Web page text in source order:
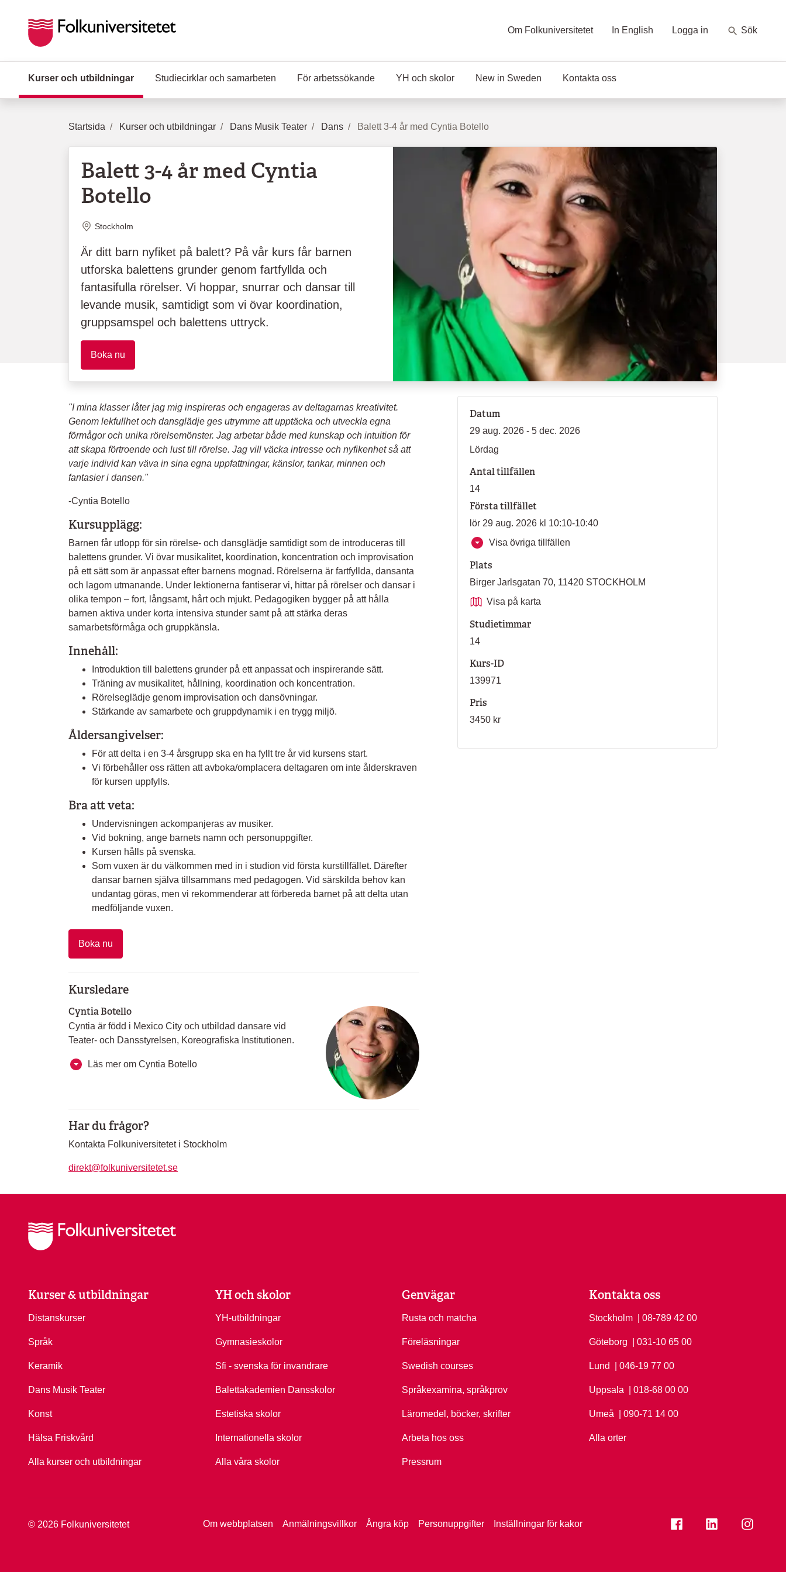
Om Folkuniversitetet In English Logga in Sök
Kurser och utbildningar (Aktuell sida)
Studiecirklar och samarbeten För arbetssökande YH och skolor New in Sweden Kontakta oss
Startsida Kurser och utbildningar Dans Musik Teater Dans Balett 3-4 år med Cyntia Botello
Balett 3-4 år med Cyntia
Botello
Plats
Stockholm
Är ditt barn nyfiket på balett? På vår kurs får barnen
utforska balettens grunder genom fartfyllda och
fantasifulla rörelser. Vi hoppar, snurrar och dansar till
levande musik, samtidigt som vi övar koordination,
gruppsamspel och balettens uttryck.
Boka nu
"I mina klasser låter jag mig inspireras och engageras av deltagarnas kreativitet.
Genom lekfullhet och dansglädje ges utrymme att upptäcka och utveckla egna
förmågor och unika rörelsemönster. Jag arbetar både med kunskap och intuition för
att skapa förtroende och lust till rörelse. Jag vill väcka intresse och nyfikenhet så att
varje individ kan väva in sina egna uppfattningar, känslor, tankar, minnen och
fantasier i dansen."
-Cyntia Botello
Kursupplägg:
Barnen får utlopp för sin rörelse- och dansglädje samtidigt som de introduceras till
balettens grunder. Vi övar musikalitet, koordination, koncentration och improvisation
på ett sätt som är anpassat efter barnens mognad. Rörelserna är fartfyllda, dansanta
och lagom utmanande. Under lektionerna fantiserar vi, hittar på rörelser och dansar i
olika tempon – fort, långsamt, hårt och mjukt. Pedagogiken bygger på att hålla
barnen aktiva under korta intensiva stunder samt på att stärka deras
samarbetsförmåga och gruppkänsla.
Innehåll:
Introduktion till balettens grunder på ett anpassat och inspirerande sätt.
Träning av musikalitet, hållning, koordination och koncentration.
Rörelseglädje genom improvisation och dansövningar.
Stärkande av samarbete och gruppdynamik i en trygg miljö.
Åldersangivelser:
För att delta i en 3-4 årsgrupp ska en ha fyllt tre år vid kursens start.
Vi förbehåller oss rätten att avboka/omplacera deltagaren om inte ålderskraven
för kursen uppfylls.
Bra att veta:
Undervisningen ackompanjeras av musiker.
Vid bokning, ange barnets namn och personuppgifter.
Kursen hålls på svenska.
Som vuxen är du välkommen med in i studion vid första kurstillfället. Därefter
dansar barnen själva tillsammans med pedagogen. Vid särskilda behov kan
undantag göras, men vi rekommenderar att förbereda barnet på att delta utan
medföljande vuxen.
Boka nu
Kursledare
Cyntia Botello
Cyntia är född i Mexico City och utbildad dansare vid
Teater- och Dansstyrelsen, Koreografiska Institutionen.
Läs mer om Cyntia Botello
Har du frågor?
Kontakta Folkuniversitetet i Stockholm
direkt@folkuniversitetet.se
Datum
29 aug. 2026 - 5 dec. 2026
Lördag
Antal tillfällen
14
Första tillfället
lör 29 aug. 2026 kl 10:10-10:40
Visa övriga tillfällen
Plats
Birger Jarlsgatan 70, 11420 STOCKHOLM
Visa på karta
Studietimmar
14
Kurs-ID
139971
Pris
3450 kr
Kurser & utbildningar
Distanskurser
Språk
Keramik
Dans Musik Teater
Konst
Hälsa Friskvård
Alla kurser och utbildningar
YH och skolor
YH-utbildningar
Gymnasieskolor
Sfi - svenska för invandrare
Balettakademien Dansskolor
Estetiska skolor
Internationella skolor
Alla våra skolor
Genvägar
Rusta och matcha
Föreläsningar
Swedish courses
Språkexamina, språkprov
Läromedel, böcker, skrifter
Arbeta hos oss
Pressrum
Kontakta oss
Stockholm Ring Stockholm på
| 08-789 42 00
Göteborg Ring Göteborg på
| 031-10 65 00
Lund Ring Lund på
| 046-19 77 00
Uppsala Ring Uppsala på
| 018-68 00 00
Umeå Ring Umeå på
| 090-71 14 00
Alla orter
© 2026 Folkuniversitetet Om webbplatsen Anmälningsvillkor Ångra köp Personuppgifter Inställningar för kakor Se folkuniversitetet på
Se